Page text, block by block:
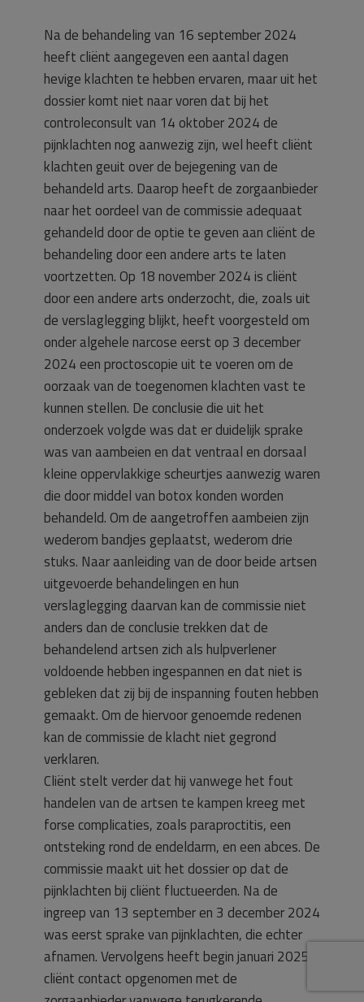
Na de behandeling van 16 september 2024
heeft cliënt aangegeven een aantal dagen
hevige klachten te hebben ervaren, maar uit het
dossier komt niet naar voren dat bij het
controleconsult van 14 oktober 2024 de
pijnklachten nog aanwezig zijn, wel heeft cliënt
klachten geuit over de bejegening van de
behandeld arts. Daarop heeft de zorgaanbieder
naar het oordeel van de commissie adequaat
gehandeld door de optie te geven aan cliënt de
behandeling door een andere arts te laten
voortzetten. Op 18 november 2024 is cliënt
door een andere arts onderzocht, die, zoals uit
de verslaglegging blijkt, heeft voorgesteld om
onder algehele narcose eerst op 3 december
2024 een proctoscopie uit te voeren om de
oorzaak van de toegenomen klachten vast te
kunnen stellen. De conclusie die uit het
onderzoek volgde was dat er duidelijk sprake
was van aambeien en dat ventraal en dorsaal
kleine oppervlakkige scheurtjes aanwezig waren
die door middel van botox konden worden
behandeld. Om de aangetroffen aambeien zijn
wederom bandjes geplaatst, wederom drie
stuks. Naar aanleiding van de door beide artsen
uitgevoerde behandelingen en hun
verslaglegging daarvan kan de commissie niet
anders dan de conclusie trekken dat de
behandelend artsen zich als hulpverlener
voldoende hebben ingespannen en dat niet is
gebleken dat zij bij de inspanning fouten hebben
gemaakt. Om de hiervoor genoemde redenen
kan de commissie de klacht niet gegrond
verklaren.
Cliënt stelt verder dat hij vanwege het fout
handelen van de artsen te kampen kreeg met
forse complicaties, zoals paraproctitis, een
ontsteking rond de endeldarm, en een abces. De
commissie maakt uit het dossier op dat de
pijnklachten bij cliënt fluctueerden. Na de
ingreep van 13 september en 3 december 2024
was eerst sprake van pijnklachten, die echter
afnamen. Vervolgens heeft begin januari 2025
cliënt contact opgenomen met de